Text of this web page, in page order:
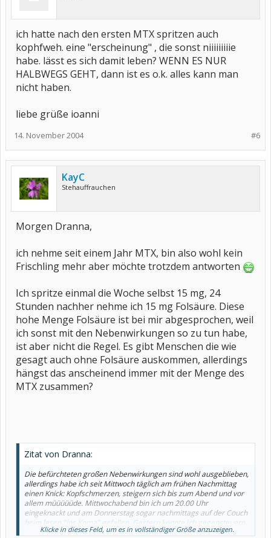
ich hatte nach den ersten MTX spritzen auch
kophfweh. eine "erscheinung" , die sonst niiiiiiiiie
habe. lässt es sich damit leben? WENN ES NUR
HALBWEGS GEHT, dann ist es o.k. alles kann man
nicht haben.
liebe grüße ioanni
#6
14. November 2004
KayC
Stehauffrauchen
Morgen Dranna,
ich nehme seit einem Jahr MTX, bin also wohl kein
Frischling mehr aber möchte trotzdem antworten
Ich spritze einmal die Woche selbst 15 mg, 24
Stunden nachher nehme ich 15 mg Folsäure. Diese
hohe Menge Folsäure ist bei mir abgesprochen, weil
ich sonst mit den Nebenwirkungen so zu tun habe,
ist aber nicht die Regel. Es gibt Menschen die wie
gesagt auch ohne Folsäure auskommen, allerdings
hängst das anscheinend immer mit der Menge des
MTX zusammen?
Zitat von Dranna:
Die befürchteten großen Nebenwirkungen sind wohl ausgeblieben,
allerdings habe ich seit Mittwoch täglich am frühen Nachmittag
einen Knick: Kopfschmerzen, steigern sich bis zum Abend und vor
allem müüüüüde. Mittwochabend bin ich um 20.00 Uhr
eingeknackt und am Donnerstag sogar nachmittags auf der Couch
beim lesen "ins Koma" gefallen. Gestern konnte ich gegensteuern
aber heute habe ich auch schon wieder 'n Schädel :-(
Klicke in dieses Feld, um es in vollständiger Größe anzuzeigen.